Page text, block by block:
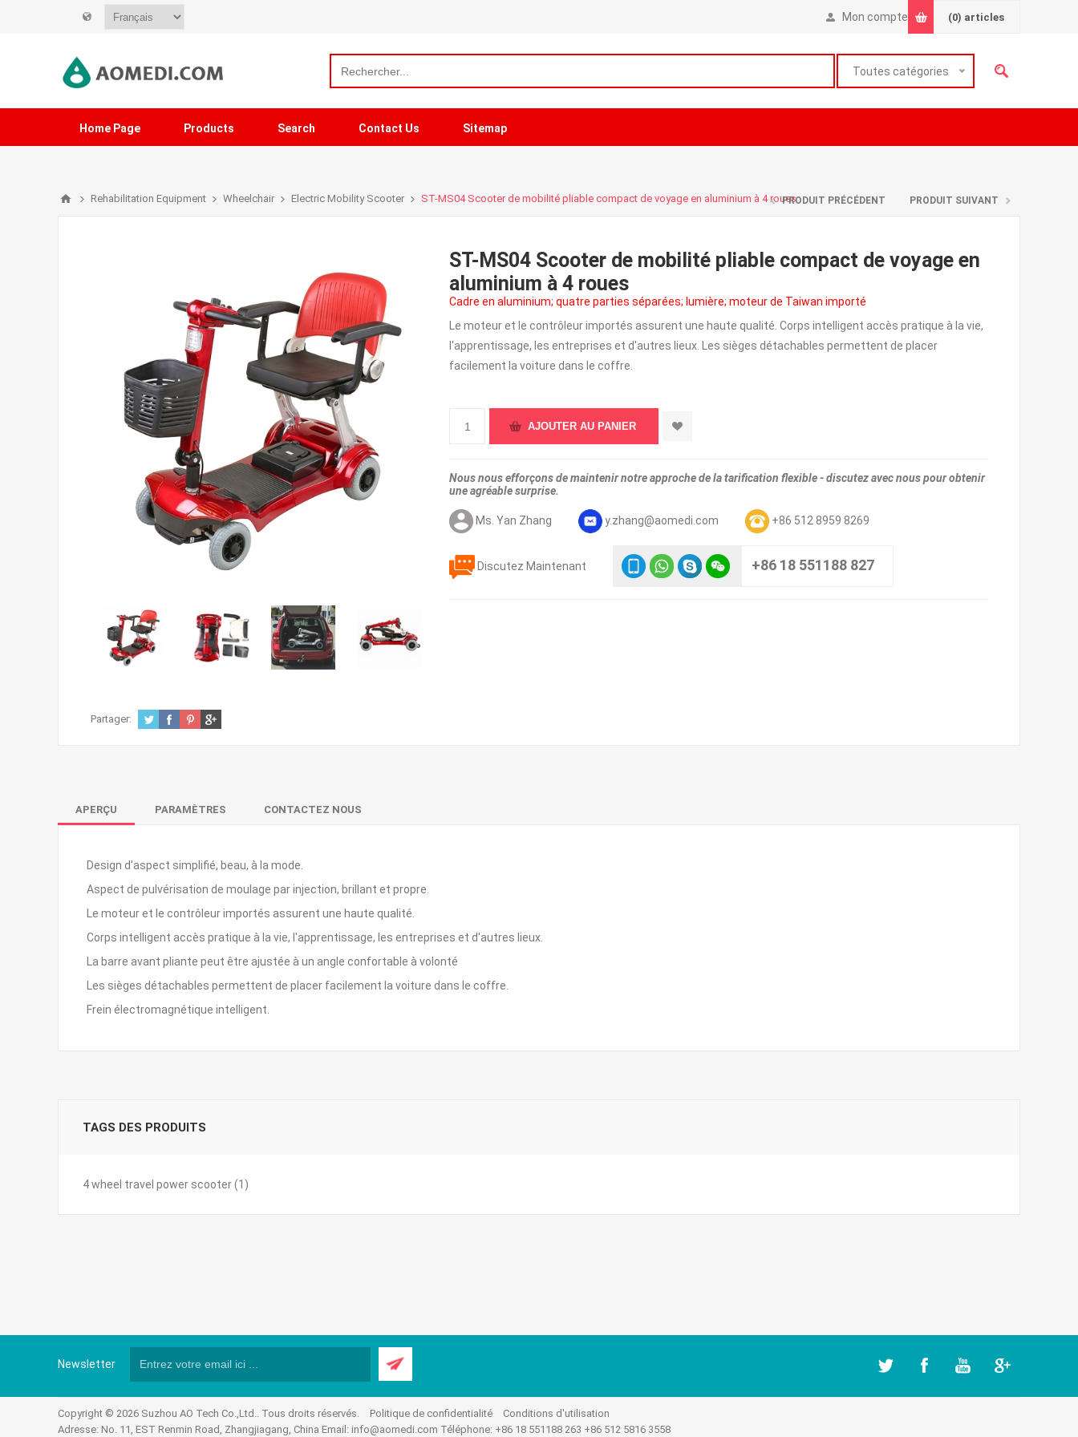
Mon compte (0) articles
Toutes catégories
Home Page Products Search Contact Us Sitemap
Rehabilitation Equipment Wheelchair Electric Mobility Scooter ST-MS04 Scooter de mobilité pliable compact de voyage en aluminium à 4 rouesPRODUIT PRÉCÉDENT PRODUIT SUIVANT
ST-MS04 Scooter de mobilité pliable compact de voyage en
aluminium à 4 roues
Cadre en aluminium; quatre parties séparées; lumière; moteur de Taiwan importé
Le moteur et le contrôleur importés assurent une haute qualité. Corps intelligent accès pratique à la vie,
l'apprentissage, les entreprises et d'autres lieux. Les sièges détachables permettent de placer
facilement la voiture dans le coffre.
Nous nous efforçons de maintenir notre approche de la tarification flexible - discutez avec nous pour obtenir
une agréable surprise.
Ms. Yan Zhang y.zhang@aomedi.com +86 512 8959 8269
Discutez Maintenant +86 18 551188 827
Partager:
APERÇU PARAMÈTRES CONTACTEZ NOUS
Design d'aspect simplifié, beau, à la mode.
Aspect de pulvérisation de moulage par injection, brillant et propre.
Le moteur et le contrôleur importés assurent une haute qualité.
Corps intelligent accès pratique à la vie, l'apprentissage, les entreprises et d'autres lieux.
La barre avant pliante peut être ajustée à un angle confortable à volonté
Les sièges détachables permettent de placer facilement la voiture dans le coffre.
Frein électromagnétique intelligent.
TAGS DES PRODUITS
4 wheel travel power scooter(1)
Newsletter
Copyright © 2026 Suzhou AO Tech Co.,Ltd.. Tous droits réservés. Politique de confidentialité
Conditions d'utilisation
Adresse: No. 11, EST Renmin Road, Zhangjiagang, China Email: info@aomedi.com Téléphone: +86 18 551188 263 +86 512 5816 3558